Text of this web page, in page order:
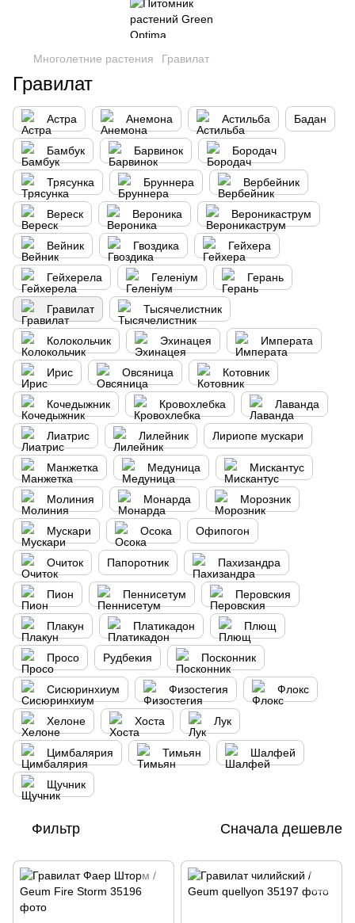
Многолетние растения Гравилат
Гравилат
Астра Анемона Астильба Бадан
Бамбук Барвинок Бородач
Трясунка Бруннера Вербейник
Вереск Вероника Вероникаструм
Вейник Гвоздика Гейхера
Гейхерела Геленіум Герань
Гравилат Тысячелистник
Колокольчик Эхинацея Императа
Ирис Овсяница Котовник
Кочедыжник Кровохлебка Лаванда
Лиатрис Лилейник Лириопе мускари
Манжетка Медуница Мискантус
Молиния Монарда Морозник
Мускари Осока Офипогон
Очиток Папоротник Пахизандра
Пион Пеннисетум Перовския
Плакун Платикадон Плющ
Просо Рудбекия Посконник
Сисюринхиум Физостегия Флокс
Хелоне Хоста Лук
Цимбалярия Тимьян Шалфей
Щучник
Фильтр Сначала дешевле